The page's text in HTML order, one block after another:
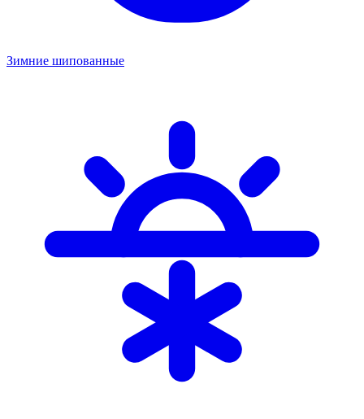
Зимние шипованные